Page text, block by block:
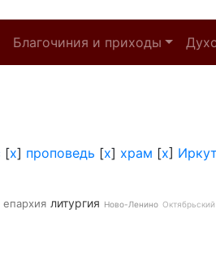
Благочиния и приходы
[x] проповедь [x] храм [x]
епархия литургия Ново-Ленино